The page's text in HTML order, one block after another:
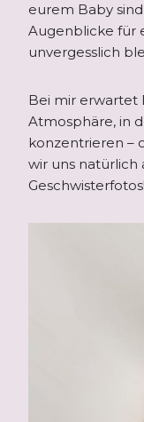
eurem Baby
Augenblicke für
unvergesslich
Bei mir erwartet
Atmosphäre, in
konzentrieren –
wir uns natürlich
Geschwisterfotos!